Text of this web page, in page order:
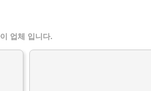
업체 입니다.